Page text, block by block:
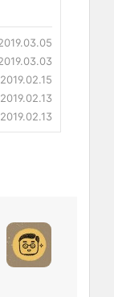
2019.02.15
2019.02.13
2019.02.13